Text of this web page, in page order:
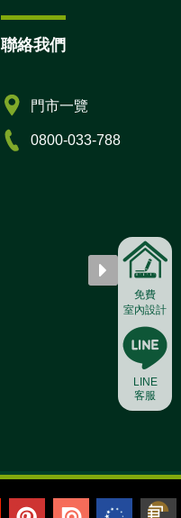
免費
室內設計
LINE
客服
聯絡我們
門市一覽
0800-033-788